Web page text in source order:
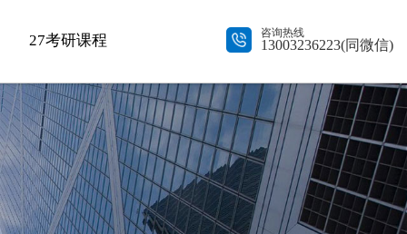
27考研课程 咨询热线
13003236223(同微信)